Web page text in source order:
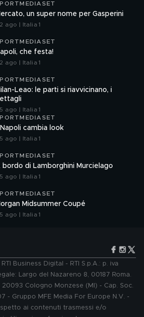
un super nome per Gasperini
ago | Italia 1
che festa!
ago | Italia 1
Leao: le parti si riavvicinano, i
ago | Italia 1
Napoli cambia look
ago | Italia 1
bordo di Lamborghini Murcielago
ago | Italia 1
Midsummer Coupé
ago | Italia 1
Business Digital - RTI S.p.A.: p. iva
Largo del Nazareno 8, 00187 Roma.
Cologno Monzese (MI) - Cap. Soc.
- Gruppo MFE Media For Europe N.V. -
ai contenuti trasmessi e/o